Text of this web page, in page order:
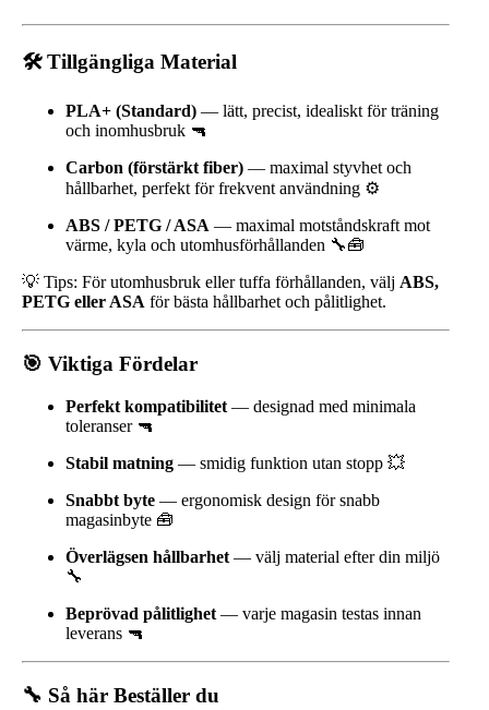
🛠️ Tillgängliga Material
PLA+ (Standard) — lätt, precist, idealiskt för träning
och inomhusbruk 🔫
Carbon (förstärkt fiber) — maximal styvhet och
hållbarhet, perfekt för frekvent användning ⚙️
ABS / PETG / ASA — maximal motståndskraft mot
värme, kyla och utomhusförhållanden 🔧🧰
💡 Tips: För utomhusbruk eller tuffa förhållanden, välj ABS,
PETG eller ASA för bästa hållbarhet och pålitlighet.
🎯 Viktiga Fördelar
Perfekt kompatibilitet — designad med minimala
toleranser 🔫
Stabil matning — smidig funktion utan stopp 💥
Snabbt byte — ergonomisk design för snabb
magasinbyte 🧰
Överlägsen hållbarhet — välj material efter din miljö
🔧
Beprövad pålitlighet — varje magasin testas innan
leverans 🔫
🔧 Så här Beställer du